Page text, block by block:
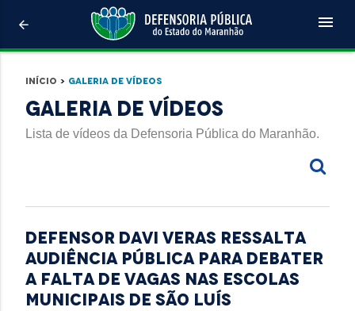
arrow_back menu
Início > Galeria de Vídeos
Galeria de Vídeos
Lista de vídeos da Defensoria Pública do Maranhão.
Defensor Davi Veras ressalta
audiência pública para debater
a falta de vagas nas escolas
municipais de São Luís